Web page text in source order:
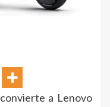
a Lenovo